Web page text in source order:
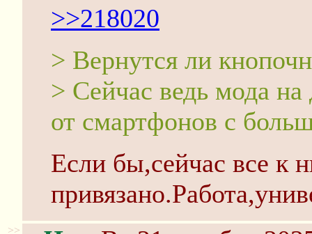
>>218020
> Вернутся ли
> Сейчас ведь мода
от смартфонов с
Если бы,сейчас все к
>>